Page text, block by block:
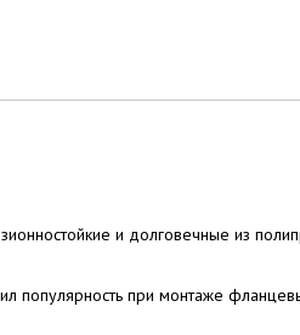
и долговечные из
популярность при монтаже